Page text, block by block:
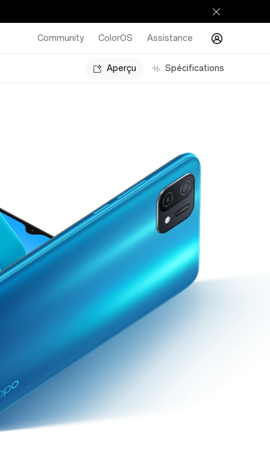
Community ColorOS Assistance
Aperçu Spécifications